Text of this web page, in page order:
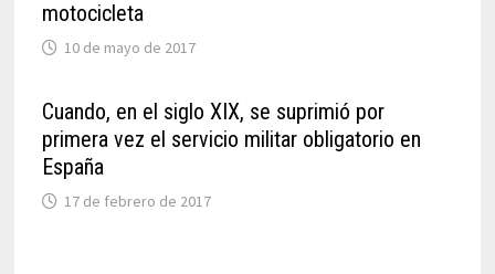
motocicleta
10 de mayo de 2017
Cuando, en el siglo XIX, se suprimió por
primera vez el servicio militar obligatorio en
España
17 de febrero de 2017